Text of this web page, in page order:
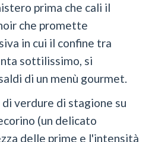
prima che cali il
che promette
in cui il confine tra
sottilissimo, si
di un menù gourmet.
verdure di stagione su
(un delicato
delle prime e l'intensità